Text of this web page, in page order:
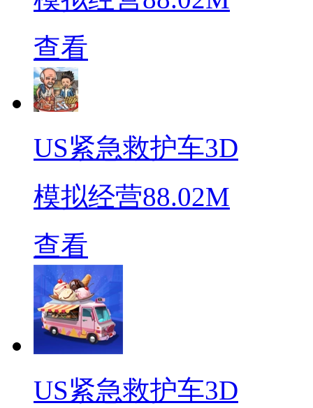
查看
US紧急救护车3D
模拟经营88.02M
查看
US紧急救护车3D